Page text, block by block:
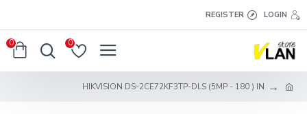
LOGIN
REGISTER
0
0
HIKVISION DS-2CE72KF3TP-DLS (5MP - 180 ) IN